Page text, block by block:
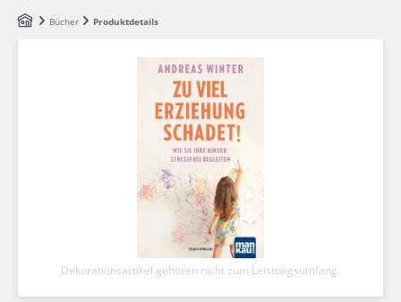
Zum Hauptinhalt springen
Bücher Produktdetails
Dekorationsartikel gehören nicht zum Leistungsumfang.